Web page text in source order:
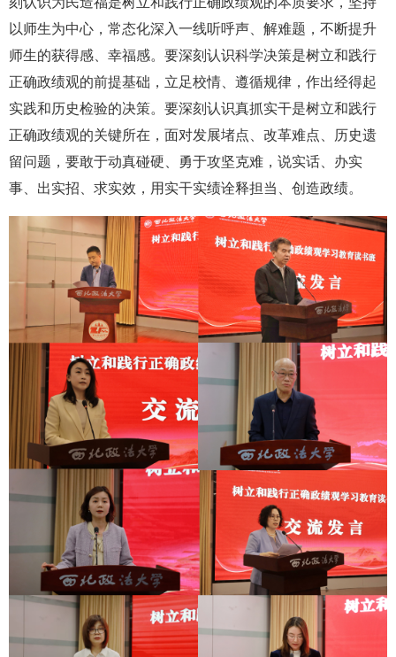
以师生为中心，常态化深入一线听呼声、解难题，不断提升
师生的获得感、幸福感。要深刻认识科学决策是树立和践行
正确政绩观的前提基础，立足校情、遵循规律，作出经得起
实践和历史检验的决策。要深刻认识真抓实干是树立和践行
正确政绩观的关键所在，面对发展堵点、改革难点、历史遗
留问题，要敢于动真碰硬、勇于攻坚克难，说实话、办实
事、出实招、求实效，用实干实绩诠释担当、创造政绩。